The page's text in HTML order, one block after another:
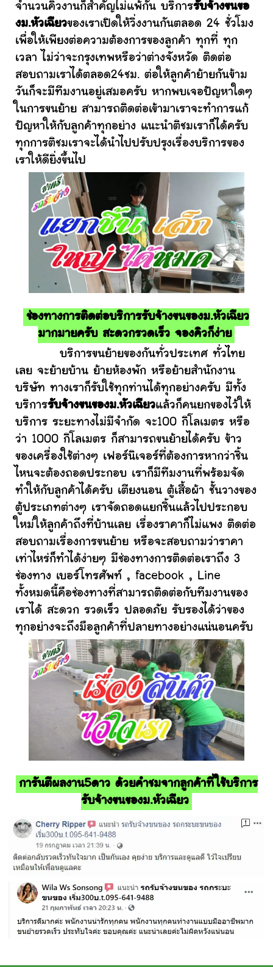
จำนวนคิวงานก็สำคัญไม่แพ้กัน บริการรับจ้างขนขอ
งม.หัวเฉียวของเราเปิดให้วิ่งงานกันตลอด 24 ชั่วโมง
เพื่อให้เพียงต่อความต้องการของลูกค้า ทุกที่ ทุก
เวลา ไม่ว่าจะกรุงเทพหรือว่าต่างจังหวัด ติดต่อ
สอบถามเราได้ตลอด24ชม. ต่อให้ลูกค้าย้ายกันข้าม
วันก็จะมีทีมงานอยู่เสมอครับ หากพบเจอปัญหาใดๆ
ในการขนย้าย สามารถติดต่อเข้ามาเราจะทำการแก้
ปัญหาให้กับลูกค้าทุกอย่าง แนะนำติชมเราก็ได้ครับ
ทุกการติชมเราจะได้นำไปปรับปรุงเรื่องบริการของ
เราให้ดียิ่งขึ้นไป
ช่องทางการติดต่อบริการรับจ้างขนของม.หัวเฉียว
มากมายครับ สะดวกรวดเร็ว จองคิวก็ง่าย
บริการขนย้ายของกันทั่วประเทศ ทั่วไทย
เลย จะย้ายบ้าน ย้ายห้องพัก หรือย้ายสำนักงาน
บริษัท ทางเราก็รับใช้ทุกท่านได้ทุกอย่างครับ มีทั้ง
บริการรับจ้างขนของม.หัวเฉียวแล้วก็คนยกของไว้ให้
บริการ ระยะทางไม่มีจำกัด จะ100 กิโลเมตร หรือ
ว่า 1000 กิโลเมตร ก็สามารถขนย้ายได้ครับ ข้าว
ของเครื่องใช้ต่างๆ เฟอร์นิเจอร์ที่ต้องการหากว่าชิ้น
ไหนจะต้องถอดประกอบ เราก็มีทีมงานที่พร้อมจัด
ทำให้กับลูกค้าได้ครับ เตียงนอน ตู้เสื้อผ้า ชั้นวางของ
ตู้ประเภทต่างๆ เราจัดถอดแยกชิ้นแล้วไปประกอบ
ใหม่ให้ลูกค้าถึงที่บ้านเลย เรื่องราคาก็ไม่แพง ติดต่อ
สอบถามเรื่องการขนย้าย หรือจะสอบถามว่าราคา
เท่าไหร่ก็ทำได้ง่ายๆ มีช่องทางการติดต่อเราถึง 3
ช่องทาง เบอร์โทรศัพท์ , facebook , Line
ทั้งหมดนี้คือช่องทางที่สามารถติดต่อกับทีมงานของ
เราได้ สะดวก รวดเร็ว ปลอดภัย รับรองได้ว่าของ
ทุกอย่างจะถึงมือลูกค้าที่ปลายทางอย่างแน่นอนครับ
การันตีผลงาน5ดาว ด้วยคำชมจากลูกค้าที่ใช้บริการ
รับจ้างขนของม.หัวเฉียว